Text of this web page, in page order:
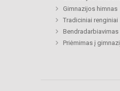
Gimnazijos himnas
Tradiciniai renginiai
Bendradarbiavimas
Priėmimas į